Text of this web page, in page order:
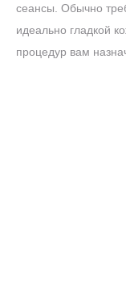
сеансы. Обычно
идеально гладкой
процедур вам